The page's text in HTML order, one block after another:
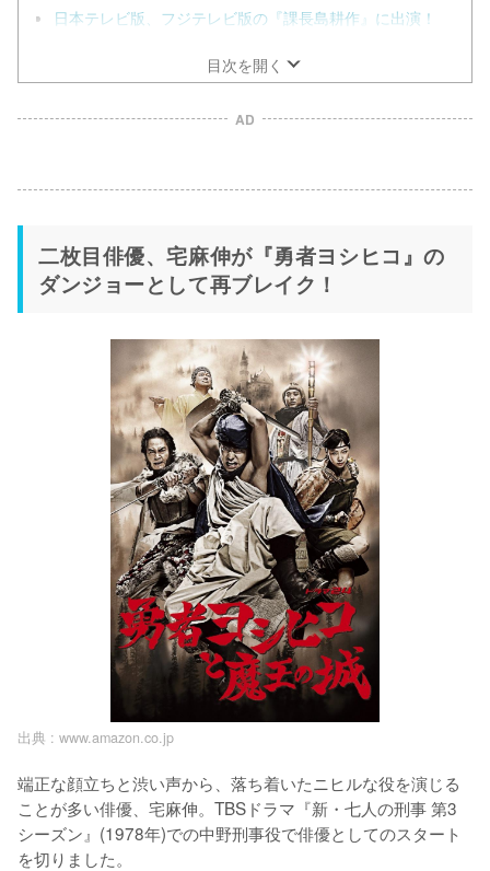
日本テレビ版、フジテレビ版の『課長島耕作』に出演！
目次を開く
AD
二枚目俳優、宅麻伸が『勇者ヨシヒコ』の
ダンジョーとして再ブレイク！
出典 : www.amazon.co.jp
端正な顔立ちと渋い声から、落ち着いたニヒルな役を演じる
ことが多い俳優、宅麻伸。TBSドラマ『新・七人の刑事 第3
シーズン』(1978年)での中野刑事役で俳優としてのスタート
を切りました。